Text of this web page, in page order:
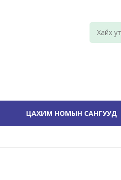
ЦАХИМ НОМЫН САНГУУД